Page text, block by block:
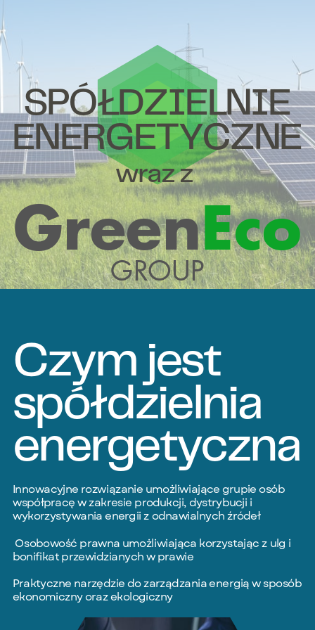
GreenEco
GROUP
SPÓŁDZIELNIE
ENERGETYCZNE
wraz z
Czym jest
spółdzielnia
energetyczna
Innowacyjne rozwiązanie umożliwiające grupie osób
współpracę w zakresie produkcji, dystrybucji i
wykorzystywania energii z odnawialnych źródeł
Osobowość prawna umożliwiająca korzystając z ulg i
bonifikat przewidzianych w prawie
Praktyczne narzędzie do zarządzania energią w sposób
ekonomiczny oraz ekologiczny